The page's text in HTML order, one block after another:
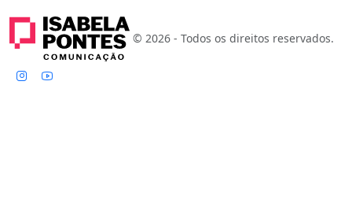
© 2026 - Todos os direitos reservados.